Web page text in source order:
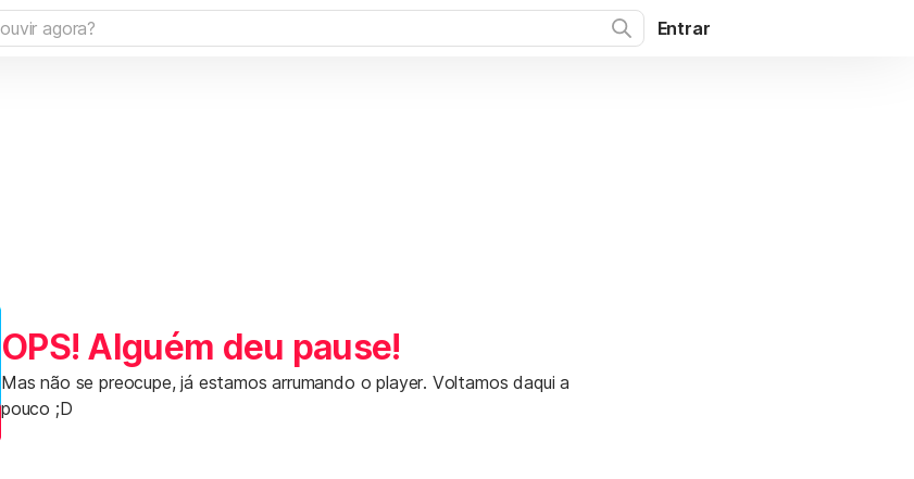
Entrar
OPS! Alguém deu pause!
Mas não se preocupe, já estamos arrumando o player. Voltamos daqui a
pouco ;D